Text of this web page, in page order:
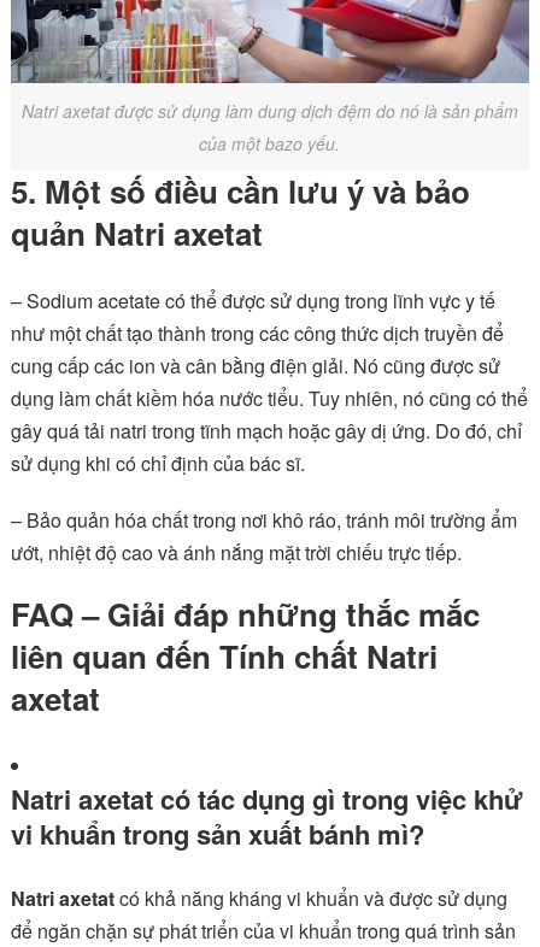
Natri axetat được sử dụng làm dung dịch đệm do nó là sản phẩm
của một bazo yếu.
5. Một số điều cần lưu ý và bảo
quản Natri axetat
– Sodium acetate có thể được sử dụng trong lĩnh vực y tế
như một chất tạo thành trong các công thức dịch truyền để
cung cấp các ion và cân bằng điện giải. Nó cũng được sử
dụng làm chất kiềm hóa nước tiểu. Tuy nhiên, nó cũng có thể
gây quá tải natri trong tĩnh mạch hoặc gây dị ứng. Do đó, chỉ
sử dụng khi có chỉ định của bác sĩ.
– Bảo quản hóa chất trong nơi khô ráo, tránh môi trường ẩm
ướt, nhiệt độ cao và ánh nắng mặt trời chiếu trực tiếp.
FAQ – Giải đáp những thắc mắc
liên quan đến Tính chất Natri
axetat
Natri axetat có tác dụng gì trong việc khử
vi khuẩn trong sản xuất bánh mì?
Natri axetatcó khả năng kháng vi khuẩn và được sử dụng
để ngăn chặn sự phát triển của vi khuẩn trong quá trình sản